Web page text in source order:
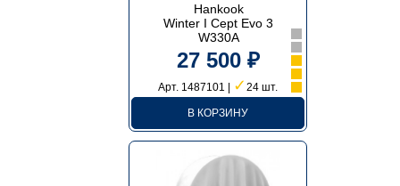
Hankook
Winter I Cept Evo 3
W330A
27 500 ₽
Арт. 1487101 | ✓24 шт.
В КОРЗИНУ